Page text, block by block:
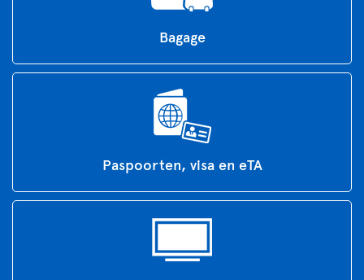
Bagage
Paspoorten, visa en eTA